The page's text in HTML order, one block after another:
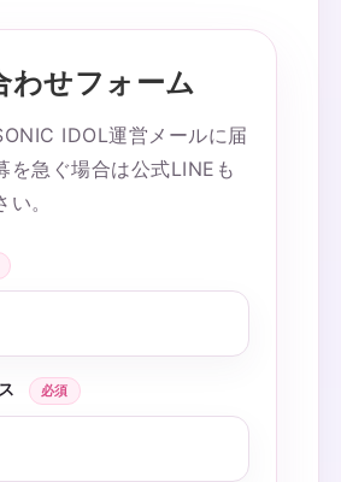
わせフォーム
IDOL運営メールに届
を急ぐ場合は公式LINEも
。
必須